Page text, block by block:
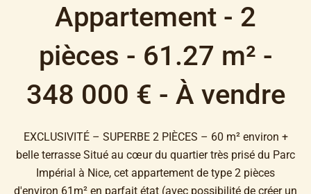
Appartement - 2
pièces - 61.27 m² -
348 000 € - À vendre
EXCLUSIVITÉ – SUPERBE 2 PIÈCES – 60 m² environ +
belle terrasse Situé au cœur du quartier très prisé du Parc
Impérial à Nice, cet appartement de type 2 pièces
d'environ 61m² en parfait état (avec possibilité de créer un